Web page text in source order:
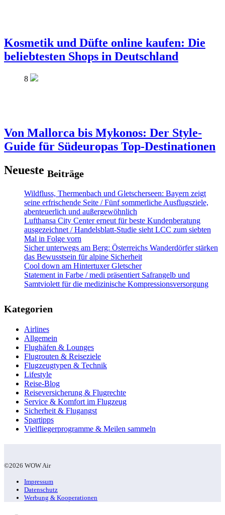
Kosmetik und Düfte online kaufen: Die
beliebtesten Shops in Deutschland
8
Von Mallorca bis Mykonos: Der Style-
Guide für Südeuropas Top-Destinationen
Neueste Beiträge
Wildfluss, Thermenbach und Gletscherseen: Bayern zeigt
seine erfrischende Seite / Fünf sommerliche Ausflugsziele,
abenteuerlich und außergewöhnlich
Lufthansa City Center erneut für beste Kundenberatung
ausgezeichnet / Handelsblatt-Studie sieht LCC zum siebten
Mal in Folge vorn
Sicher unterwegs am Berg: Österreichs Wanderdörfer stärken
das Bewusstsein für alpine Sicherheit
Cool down am Hintertuxer Gletscher
Statement in Farbe / medi präsentiert Safrangelb und
Samtviolett für die medizinische Kompressionsversorgung
Kategorien
Airlines
Allgemein
Flughäfen & Lounges
Flugrouten & Reiseziele
Flugzeugtypen & Technik
Lifestyle
Reise-Blog
Reiseversicherung & Flugrechte
Service & Komfort im Flugzeug
Sicherheit & Flugangst
Spartipps
Vielfliegerprogramme & Meilen sammeln
©2026 WOW Air
Impressum
Datenschutz
Werbung & Kooperationen